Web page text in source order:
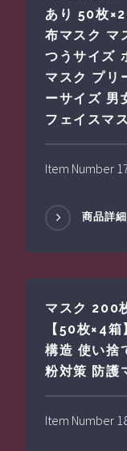
あり 50枚
布マスク マ
つうサイズ
マスク プリ
ーサイズ 男
フェイスマ
Item Number
商品詳細
マスク 200
【50枚×4
構造 使い捨
粉対策 防護
Item Number